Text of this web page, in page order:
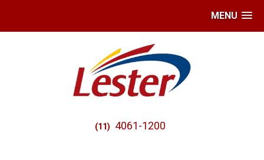
MENU
(11) 4061-1200